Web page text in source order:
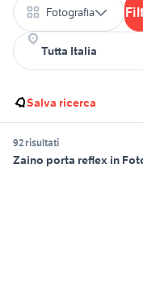
Fotografia
Salva ricerca
92 risultati
Zaino porta reflex in